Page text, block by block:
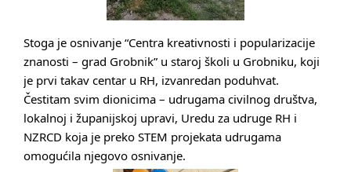
Stoga je osnivanje “Centra kreativnosti i popularizacije
znanosti – grad Grobnik” u staroj školi u Grobniku, koji
je prvi takav centar u RH, izvanredan poduhvat.
Čestitam svim dionicima – udrugama civilnog društva,
lokalnoj i županijskoj upravi, Uredu za udruge RH i
NZRCD koja je preko STEM projekata udrugama
omogućila njegovo osnivanje.